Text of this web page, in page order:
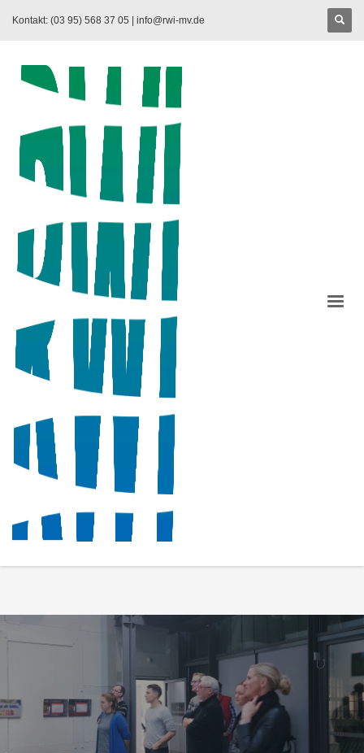
Kontakt: (03 95) 568 37 05 | info@rwi-mv.de